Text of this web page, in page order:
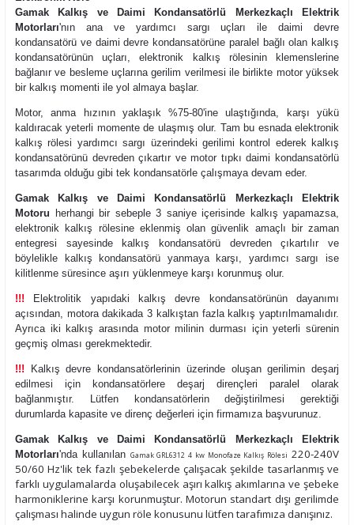
Gamak Kalkış ve Daimi Kondansatörlü Merkezkaçlı Elektrik
Motorları'nın ana ve yardımcı sargı uçları ile daimi devre
kondansatörü ve daimi devre kondansatörüne paralel bağlı olan kalkış
kondansatörünün uçları, elektronik kalkış rölesinin klemenslerine
bağlanır ve besleme uçlarına gerilim verilmesi ile birlikte motor yüksek
bir kalkış momenti ile yol almaya başlar.
Motor, anma hızının yaklaşık %75-80'ine ulaştığında, karşı yükü
kaldıracak yeterli momente de ulaşmış olur. Tam bu esnada elektronik
kalkış rölesi yardımcı sargı üzerindeki gerilimi kontrol ederek kalkış
kondansatörünü devreden çıkartır ve motor tıpkı daimi kondansatörlü
tasarımda olduğu gibi tek kondansatörle çalışmaya devam eder.
Gamak Kalkış ve Daimi Kondansatörlü Merkezkaçlı Elektrik
Motoru herhangi bir sebeple 3 saniye içerisinde kalkış yapamazsa,
elektronik kalkış rölesine eklenmiş olan güvenlik amaçlı bir zaman
entegresi sayesinde kalkış kondansatörü devreden çıkartılır ve
böylelikle kalkış kondansatörü yanmaya karşı, yardımcı sargı ise
kilitlenme süresince aşırı yüklenmeye karşı korunmuş olur.
!!! Elektrolitik yapıdaki kalkış devre kondansatörünün dayanımı
açısından, motora dakikada 3 kalkıştan fazla kalkış yaptırılmamalıdır.
Ayrıca iki kalkış arasında motor milinin durması için yeterli sürenin
geçmiş olması gerekmektedir.
!!! Kalkış devre kondansatörlerinin üzerinde oluşan gerilimin deşarj
edilmesi için kondansatörlere deşarj dirençleri paralel olarak
bağlanmıştır. Lütfen kondansatörlerin değiştirilmesi gerektiği
durumlarda kapasite ve direnç değerleri için firmamıza başvurunuz.
Gamak Kalkış ve Daimi Kondansatörlü Merkezkaçlı Elektrik
Motorları'ndakullanılan Gamak GRL6312 4 kw Monofaze Kalkış Rölesi 220-240V
50/60 Hz'lik tek fazlı şebekelerde çalışacak şekilde tasarlanmış ve
farklı uygulamalarda oluşabilecek aşırı kalkış akımlarına ve şebeke
harmoniklerine karşı korunmuştur. Motorun standart dışı gerilimde
çalışması halinde uygun röle konusunu lütfen tarafımıza danışınız.